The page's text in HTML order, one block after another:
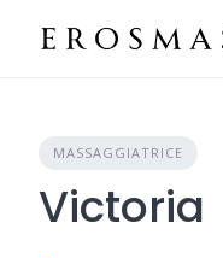
MASSAGGIATRICE
Victoria